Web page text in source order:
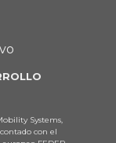
Systems,
con el